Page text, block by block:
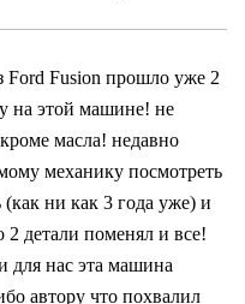
Ford Fusion прошло уже 2
на этой машине! не
масла! недавно
механику посмотреть
(как ни как 3 года уже) и
2 детали поменял и все!
для нас эта машина
автору что похвалил